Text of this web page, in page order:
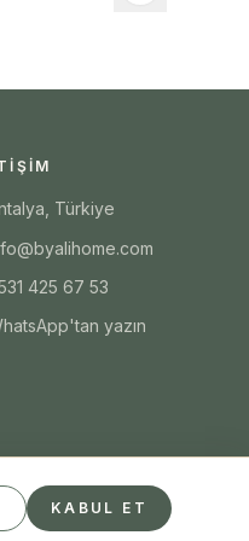
Türkiye
425 67 53
yazın
Havale/EFT
KABUL ET